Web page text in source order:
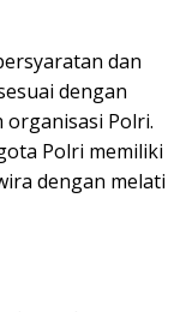
dan
dengan
organisasi Polri.
Polri memiliki
dengan melati